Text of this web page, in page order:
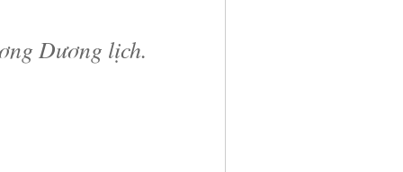
Dương lịch.